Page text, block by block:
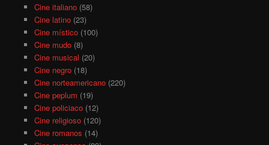
Cine italiano(58)
Cine latino(23)
Cine místico(100)
Cine mudo(8)
Cine musical (20)
Cine negro(18)
Cine norteamericano(220)
Cine peplum (19)
Cine policiaco(12)
Cine religioso(120)
Cine romanos (14)